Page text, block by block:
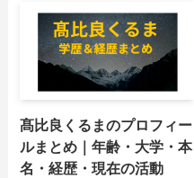
髙比良くるまのプロフィー
ルまとめ｜年齢・大学・本
名・経歴・現在の活動